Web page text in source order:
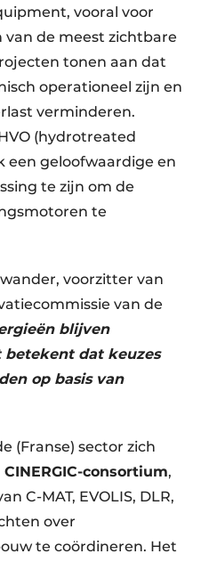
vooral voor
van de meest zichtbare
tonen aan dat
operationeel zijn en
verminderen.
(hydrotreated
een geloofwaardige en
te zijn om de
te
voorzitter van
van de
blijven
betekent dat keuzes
op basis van
(Franse) sector zich
CINERGIC-consortium,
C-MAT, EVOLIS, DLR,
over
te coördineren. Het